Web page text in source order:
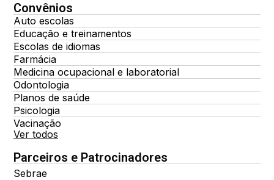
Convênios
Auto escolas
Educação e treinamentos
Escolas de idiomas
Farmácia
Medicina ocupacional e laboratorial
Odontologia
Planos de saúde
Psicologia
Vacinação
Ver todos
Parceiros e Patrocinadores
Sebrae